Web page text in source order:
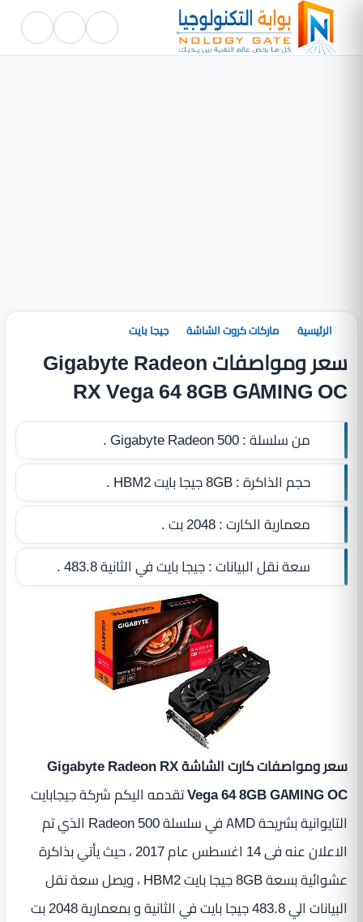
الرئيسية ماركات كروت الشاشة جيجا بايت
سعر ومواصفات Gigabyte Radeon
RX Vega 64 8GB GAMING OC
من سلسلة :Gigabyte Radeon 500 .
حجم الذاكرة :8GB جيجا بايت HBM2
.
معمارية الكارت :2048 بت .
سعة نقل البيانات :جيجا بايت في الثانية 483.8 .
سعر ومواصفات كارت الشاشة Gigabyte Radeon RX
Vega 64 8GB GAMING OCتقدمه اليكم شركة جيجابايت
التايوانية بشريحة AMD في سلسلة Radeon 500 الذي تم
الاعلان عنه فى 14 اغسطس عام 2017 ، حيث يأتي بذاكرة
عشوائية بسعة 8GB جيجا بايت HBM2 ، ويصل سعة نقل
البيانات الي 483.8 جيجا بايت في الثانية و بمعمارية 2048 بت